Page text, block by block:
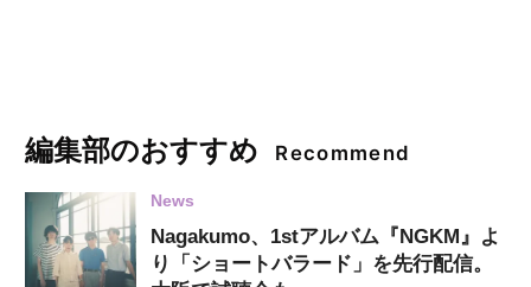
編集部のおすすめ Recommend
News
Nagakumo、1stアルバム『NGKM』よ
り「ショートバラード」を先行配信。